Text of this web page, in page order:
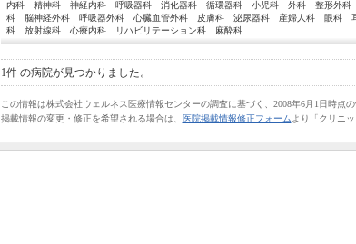
内科 精神科 神経内科 呼吸器科 消化器科 循環器科 小児科 外科 整形外科
科 脳神経外科 呼吸器外科 心臓血管外科 皮膚科 泌尿器科 産婦人科 眼科
科 放射線科 心療内科 リハビリテーション科 麻酔科
1件の病院が見つかりました。
この情報は株式会社ウェルネス医療情報センターの調査に基づく、2008年6月1日時点の
掲載情報の変更・修正を希望される場合は、
医院掲載情報修正フォーム より「クリニ